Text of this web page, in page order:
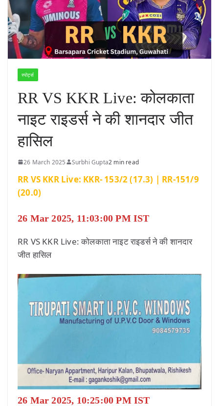
स्पोर्ट्स
RR VS KKR Live: कोलकाता
नाइट राइडर्स ने की शानदार जीत
हासिल
26 March 2025 Surbhi Gupta2 min read
RR VS KKR Live: KKR- 153/2 (17.3) | RR-151/9
(20.0)
26 Mar 2025, 11:03:00 PM IST
RR VS KKR Live: कोलकाता नाइट राइडर्स ने की शानदार
जीत हासिल
26 Mar 2025, 10:25:00 PM IST